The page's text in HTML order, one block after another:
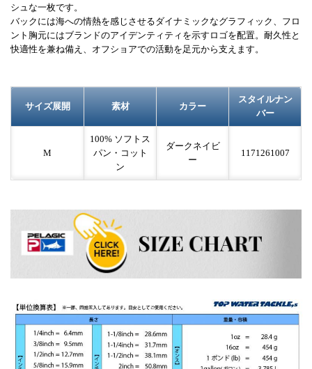
シュな一枚です。
バックには海への情熱を感じさせるダイナミックなグラフィック、フロ
ント胸元にはブランドのアイデンティティを示すロゴを配置。耐久性と
快適性を兼ね備え、オフショアでの活動を足元から支えます。
サイズ展開 素材 カラー
スタイルナン
バー
M
100% ソフトス
パン・コット
ン
ダークネイビ
ー
1171261007